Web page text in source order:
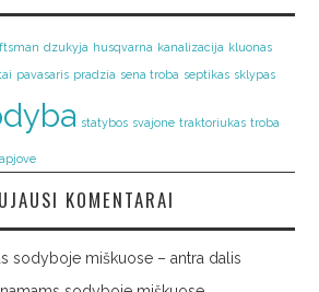
dzukyja husqvarna kanalizacija kluonas
pavasaris pradzia sena troba septikas sklypas
statybos svajone traktoriukas troba
KOMENTARAI
sodyboje miškuose – antra dalis